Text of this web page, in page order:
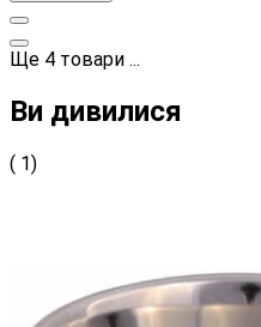
Ще 4 товари ...
Ви дивилися
( 1)